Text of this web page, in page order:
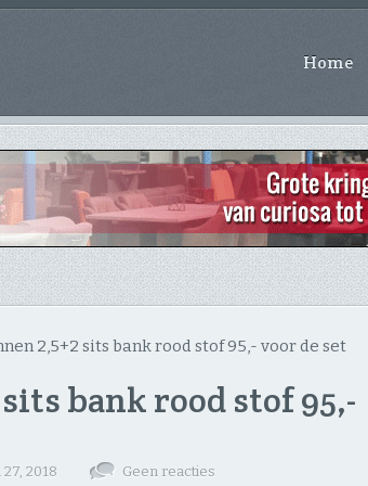
Home
2,5+2 sits bank rood stof 95,- voor de set
bank rood stof 95,-
2018 Geen reacties